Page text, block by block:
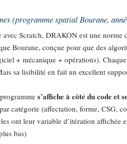
(programme spatial Bourane,
Scratch, DRAKON est une norme
Bourane, conçue pour que des
+ mécanique + opérations).
sa lisibilité en fait un excellent
s’affiche à côté du code et
catégorie (affectation, forme, CSG,
ont leur variable d’itération affichée
bas)